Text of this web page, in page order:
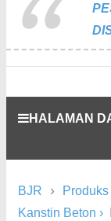
HALAMAN
BJR ›
Kanstin Beton ›